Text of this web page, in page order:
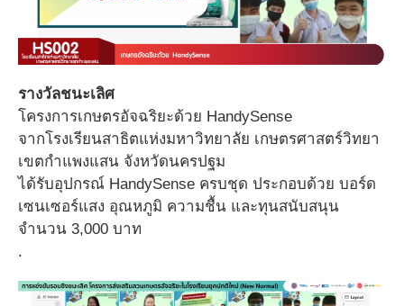
รางวัลชนะเลิศ
โครงการเกษตรอัจฉริยะด้วย HandySense
จากโรงเรียนสาธิตแห่งมหาวิทยาลัย เกษตรศาสตร์วิทยา
เขตกําแพงแสน จังหวัดนครปฐม
ได้รับอุปกรณ์ HandySense ครบชุด ประกอบด้วย บอร์ด
เซนเซอร์แสง อุณหภูมิ ความชื้น และทุนสนับสนุน
จำนวน 3,000 บาท
.